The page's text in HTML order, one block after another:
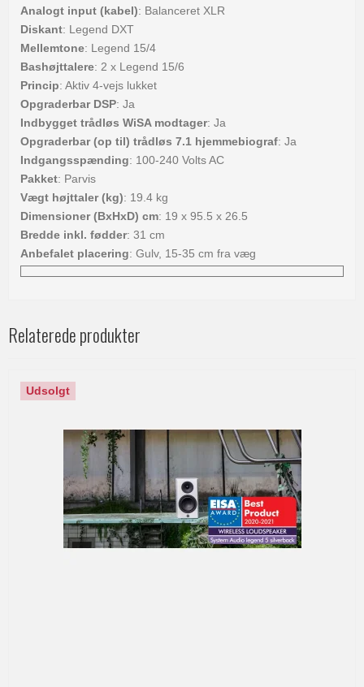
Analogt input (kabel): Balanceret XLR
Diskant: Legend DXT
Mellemtone: Legend 15/4
Bashøjttalere: 2 x Legend 15/6
Princip: Aktiv 4-vejs lukket
Opgraderbar DSP: Ja
Indbygget trådløs WiSA modtager: Ja
Opgraderbar (op til) trådløs 7.1 hjemmebiograf: Ja
Indgangsspænding: 100-240 Volts AC
Pakket: Parvis
Vægt højttaler (kg): 19.4 kg
Dimensioner (BxHxD) cm: 19 x 95.5 x 26.5
Bredde inkl. fødder: 31 cm
Anbefalet placering: Gulv, 15-35 cm fra væg
Relaterede produkter
Udsolgt